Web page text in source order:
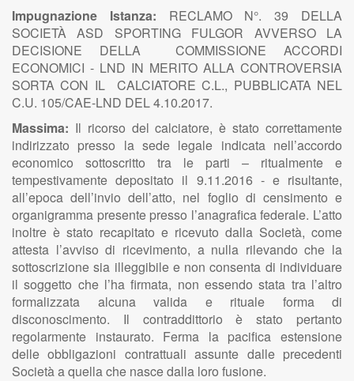
Impugnazione Istanza: RECLAMO N°. 39 DELLA
SOCIETÀ ASD SPORTING FULGOR AVVERSO LA
DECISIONE DELLA COMMISSIONE ACCORDI
ECONOMICI - LND IN MERITO ALLA CONTROVERSIA
SORTA CON IL CALCIATORE C.L., PUBBLICATA NEL
C.U. 105/CAE-LND DEL 4.10.2017.
Massima: Il ricorso del calciatore, è stato correttamente
indirizzato presso la sede legale indicata nell’accordo
economico sottoscritto tra le parti – ritualmente e
tempestivamente depositato il 9.11.2016 - e risultante,
all’epoca dell’invio dell’atto, nel foglio di censimento e
organigramma presente presso l’anagrafica federale. L’atto
inoltre è stato recapitato e ricevuto dalla Società, come
attesta l’avviso di ricevimento, a nulla rilevando che la
sottoscrizione sia illeggibile e non consenta di individuare
il soggetto che l’ha firmata, non essendo stata tra l’altro
formalizzata alcuna valida e rituale forma di
disconoscimento. Il contraddittorio è stato pertanto
regolarmente instaurato. Ferma la pacifica estensione
delle obbligazioni contrattuali assunte dalle precedenti
Società a quella che nasce dalla loro fusione.